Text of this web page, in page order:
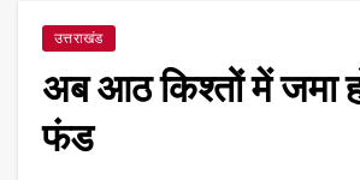
उत्तराखंड
अब आठ किश्तों में जमा
फंड